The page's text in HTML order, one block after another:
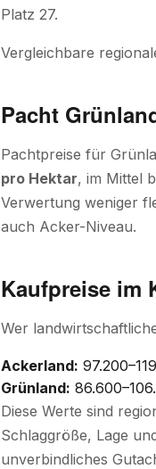
Platz 27.
Vergleichbare
Pacht
Pachtpreise für
pro Hektar, im Mittel
Verwertung weniger
auch Acker-Niveau.
Kaufpreise im
Wer
Ackerland:
Grünland:
Diese Werte sind
Schlaggröße, Lage
unverbindliches